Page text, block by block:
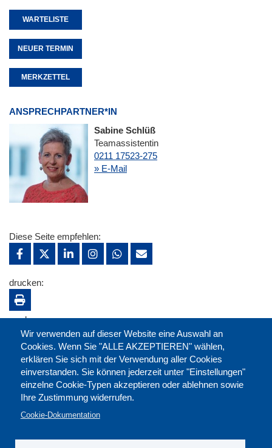
WARTELISTE
NEUER TERMIN
MERKZETTEL
ANSPRECHPARTNER*IN
Sabine Schlüß
Teamassistentin
0211 17523-275
» E-Mail
Wir verwenden auf dieser Website eine Auswahl an
Cookies. Wenn Sie "ALLE AKZEPTIEREN" wählen,
erklären Sie sich mit der Verwendung aller Cookies
einverstanden. Sie können jederzeit unter "Einstellungen"
einzelne Cookie-Typen akzeptieren oder ablehnen sowie
Ihre Zustimmung widerrufen.
Cookie-Dokumentation
Diese Seite empfehlen:
drucken:
merken: